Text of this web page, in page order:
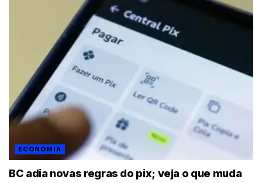
ECONOMIA
BC adia novas regras do pix; veja o que muda